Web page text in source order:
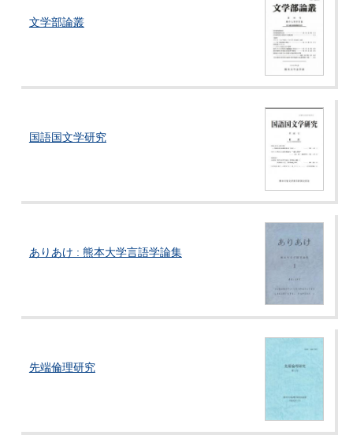
文学部論叢
国語国文学研究
ありあけ : 熊本大学言語学論集
先端倫理研究